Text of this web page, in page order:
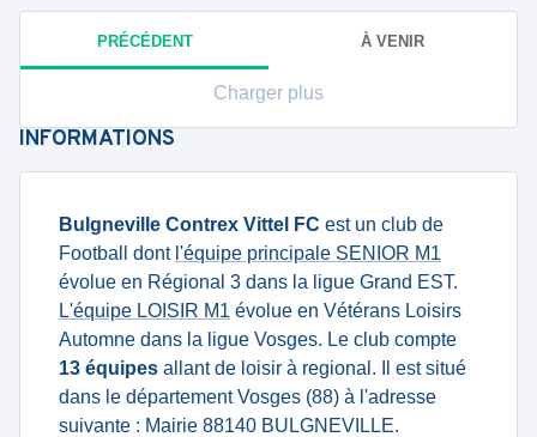
PRÉCÉDENT À VENIR
Charger plus
INFORMATIONS
Bulgneville Contrex Vittel FC est un club de
Football dont l'équipe principale SENIOR M1
évolue en Régional 3 dans la ligue Grand EST.
L'équipe LOISIR M1 évolue en Vétérans Loisirs
Automne dans la ligue Vosges. Le club compte
13 équipes allant de loisir à regional. Il est situé
dans le département Vosges (88) à l'adresse
suivante : Mairie 88140 BULGNEVILLE.